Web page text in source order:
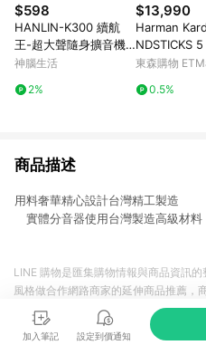
$598
HANLIN-K300 續航
王-超大聲隨身擴音機
(最高達125分貝)
神腦生活
2%
$13,990
Harman
NDSTICKS
母喇叭 全新
公司貨保固一
東森購物
0.5%
商品描述
用料奢華精心設計台灣精工製
實體分音器使用台灣製造高級
加入筆記 設定到價通知
LINE 購物是匯集購物情報與商品資訊
風格做合作網路商家的延伸商品推薦，
商品至各合作網路商家，確認現售價
準。